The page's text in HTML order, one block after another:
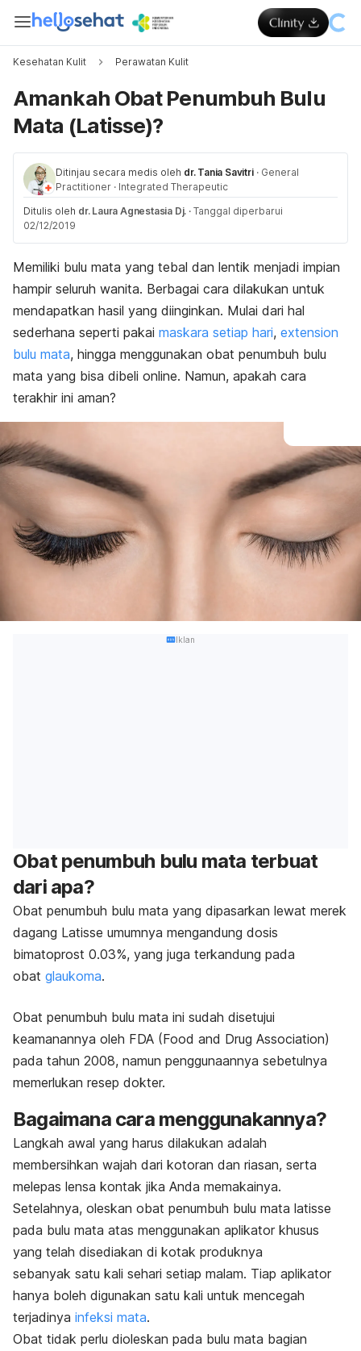
Kesehatan Kulit Perawatan Kulit
Amankah Obat Penumbuh Bulu
Mata (Latisse)?
Ditinjau secara medis oleh dr. Tania Savitri · General
Practitioner · Integrated Therapeutic
Ditulis oleh dr. Laura Agnestasia Dj. · Tanggal diperbarui
02/12/2019
Memiliki bulu mata yang tebal dan lentik menjadi impian
hampir seluruh wanita. Berbagai cara dilakukan untuk
mendapatkan hasil yang diinginkan. Mulai dari hal
sederhana seperti pakai maskara setiap hari, extension
bulu mata, hingga menggunakan obat penumbuh bulu
mata yang bisa dibeli online. Namun, apakah cara
terakhir ini aman?
Iklan
Obat penumbuh bulu mata terbuat
dari apa?
Obat penumbuh bulu mata yang dipasarkan lewat merek
dagang Latisse umumnya mengandung dosis
bimatoprost 0.03%, yang juga terkandung pada
obat glaukoma.
Obat penumbuh bulu mata ini sudah disetujui
keamanannya oleh FDA (Food and Drug Association)
pada tahun 2008, namun penggunaannya sebetulnya
memerlukan resep dokter.
Bagaimana cara menggunakannya?
Langkah awal yang harus dilakukan adalah
membersihkan wajah dari kotoran dan riasan, serta
melepas lensa kontak jika Anda memakainya.
Setelahnya, oleskan obat penumbuh bulu mata latisse
pada bulu mata atas menggunakan aplikator khusus
yang telah disediakan di kotak produknya
sebanyak satu kali sehari setiap malam. Tiap aplikator
hanya boleh digunakan satu kali untuk mencegah
terjadinya infeksi mata.
Obat tidak perlu dioleskan pada bulu mata bagian